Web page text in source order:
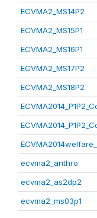
ECVMA2_MS14P2
ECVMA2_MS15P1
ECVMA2_MS16P1
ECVMA2_MS17P2
ECVMA2_MS18P2
ecvma2_anthro
ecvma2_as2dp2
ecvma2_ms03p1